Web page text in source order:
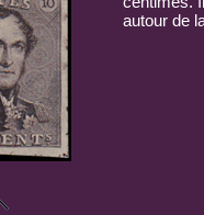
autour de